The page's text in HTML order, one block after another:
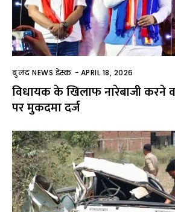
बुलंद NEWS डेस्क - APRIL 18, 2026
विधायक के खिलाफ नारेबाजी करने
पर मुकदमा दर्ज